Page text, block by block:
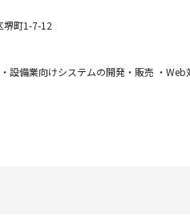
堺町1-7-12
設備業向けシステムの開発・販売 ・